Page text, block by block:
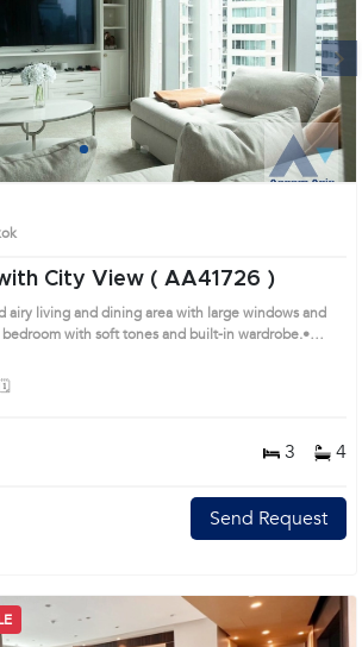
Next
1 2 3 4
City View ( AA41726 )
airy living and dining area with large windows and
with soft tones and built-in wardrobe.•
in cabinets and electrical appliances.Remark : All of
to ownership registration at Land Department
Location: Introduce you to the House code:
3 4
Send Request